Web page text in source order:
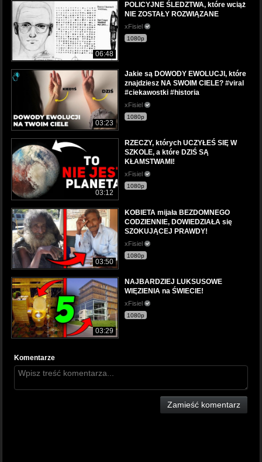
06:48
POLICYJNE ŚLEDZTWA, które wciąż
NIE ZOSTAŁY ROZWIĄZANE
xFisiel
1080p
03:23
Jakie są DOWODY EWOLUCJI, które
znajdziesz NA SWOIM CIELE? #viral
#ciekawostki #historia
xFisiel
1080p
03:12
RZECZY, których UCZYŁEŚ SIĘ W
SZKOLE, a które DZIŚ SĄ
KŁAMSTWAMI!
xFisiel
1080p
03:50
KOBIETA mijała BEZDOMNEGO
CODZIENNIE, DOWIEDZIAŁA się
SZOKUJĄCEJ PRAWDY!
xFisiel
1080p
03:29
NAJBARDZIEJ LUKSUSOWE
WIĘZIENIA na ŚWIECIE!
xFisiel
1080p
Komentarze
Zamieść komentarz